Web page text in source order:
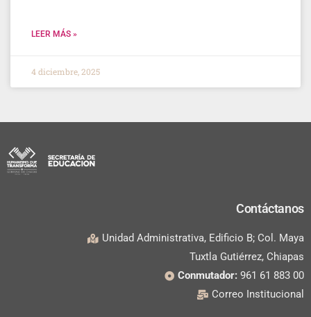
LEER MÁS »
4 diciembre, 2025
Contáctanos
Unidad Administrativa, Edificio B; Col. Maya
Tuxtla Gutiérrez, Chiapas
Conmutador: 961 61 883 00
Correo Institucional